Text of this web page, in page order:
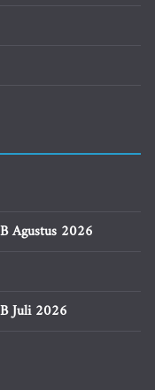
Agustus 2026
Juli 2026